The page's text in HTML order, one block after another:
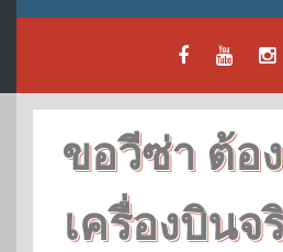
ขอวีซ่า ต้อ
เครื่องบินจ